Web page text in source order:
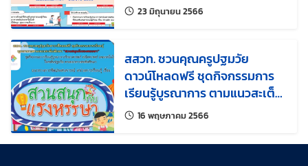
การวิทยาศาสตร์ คณิตศาสตร์
เทคโนโลยี และสะเต็มศึกษา”
23 มิถุนายน 2566แก้ไขล่าสุดเมื่อ:
สสวท. ชวนคุณครูปฐมวัย
ดาวน์โหลดฟรี ชุดกิจกรรมการ
เรียนรู้บูรณาการ ตามแนวสะเต็ม
ศึกษา “สวนสนุกกับแรงหรรษา”
16 พฤษภาคม 2566แก้ไขล่าสุดเมื่อ: